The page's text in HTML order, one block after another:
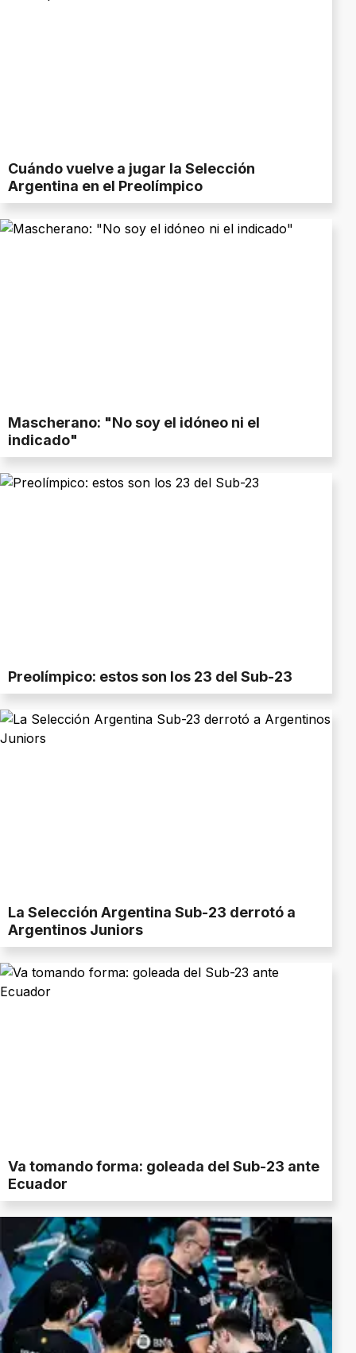
Cuándo vuelve a jugar la Selección
Argentina en el Preolímpico
Mascherano: "No soy el idóneo ni el
indicado"
Preolímpico: estos son los 23 del Sub-23
La Selección Argentina Sub-23 derrotó a
Argentinos Juniors
Va tomando forma: goleada del Sub-23 ante
Ecuador